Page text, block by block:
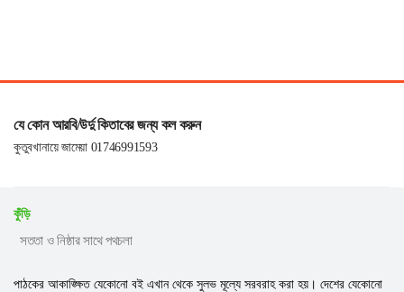
যে কোন আরবি/উর্দু কিতাবের জন্য কল করুন
কুতুবখানায়ে জামেয়া 01746991593
কুঁড়ি
সততা ও নিষ্ঠার সাথে পথচলা
পাঠকের আকাঙ্ক্ষিত যেকোনো বই এখান থেকে সুলভ মূল্যে সরবরাহ করা হয়। দেশের যেকোনো